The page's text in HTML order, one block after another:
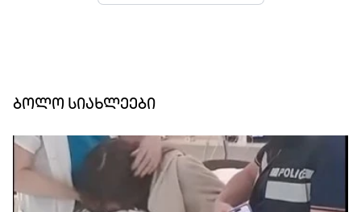
ბოლო სიახლეები